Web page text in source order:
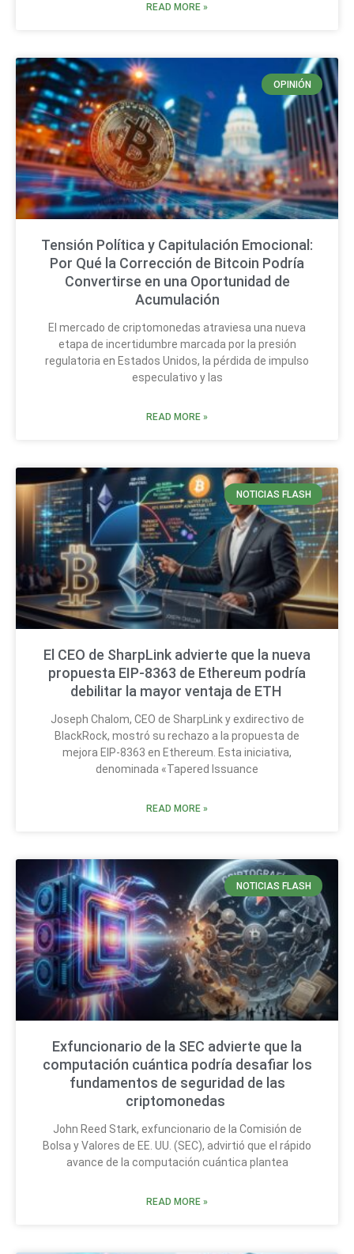
READ MORE »
OPINIÓN
Tensión Política y Capitulación Emocional:
Por Qué la Corrección de Bitcoin Podría
Convertirse en una Oportunidad de
Acumulación
El mercado de criptomonedas atraviesa una nueva
etapa de incertidumbre marcada por la presión
regulatoria en Estados Unidos, la pérdida de impulso
especulativo y las
READ MORE »
NOTICIAS FLASH
El CEO de SharpLink advierte que la nueva
propuesta EIP-8363 de Ethereum podría
debilitar la mayor ventaja de ETH
Joseph Chalom, CEO de SharpLink y exdirectivo de
BlackRock, mostró su rechazo a la propuesta de
mejora EIP-8363 en Ethereum. Esta iniciativa,
denominada «Tapered Issuance
READ MORE »
NOTICIAS FLASH
Exfuncionario de la SEC advierte que la
computación cuántica podría desafiar los
fundamentos de seguridad de las
criptomonedas
John Reed Stark, exfuncionario de la Comisión de
Bolsa y Valores de EE. UU. (SEC), advirtió que el rápido
avance de la computación cuántica plantea
READ MORE »